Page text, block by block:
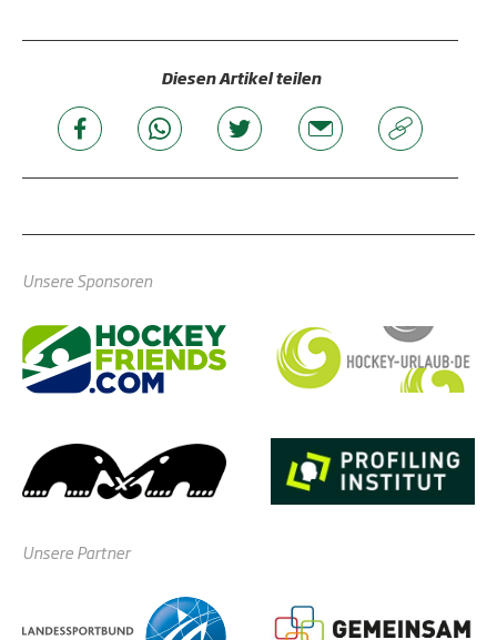
Diesen Artikel teilen
Unsere Sponsoren
Unsere Partner